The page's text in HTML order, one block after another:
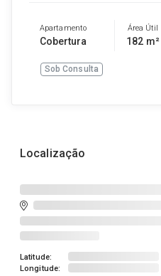
Apartamento
Cobertura
Área Útil
182 m²
Sob Consulta
Localização
Latitude:
Longitude: